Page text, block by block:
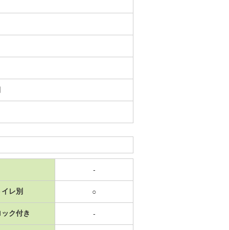
-
レ別 ○
ク付き -